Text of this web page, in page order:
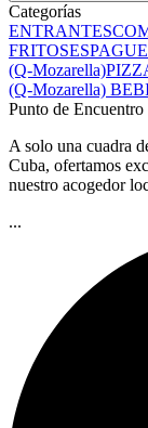
Categorías
ENTRANTES
FRITOS
(Q-Mozarella)
(Q-Mozarella)
Punto de Encuentro
A solo una cuadra
Cuba, ofertamos
nuestro acogedor
...